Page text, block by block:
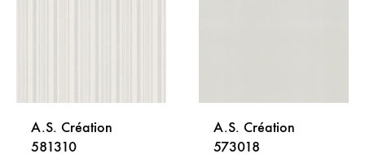
A.S. Création
581310
A.S. Création
573018